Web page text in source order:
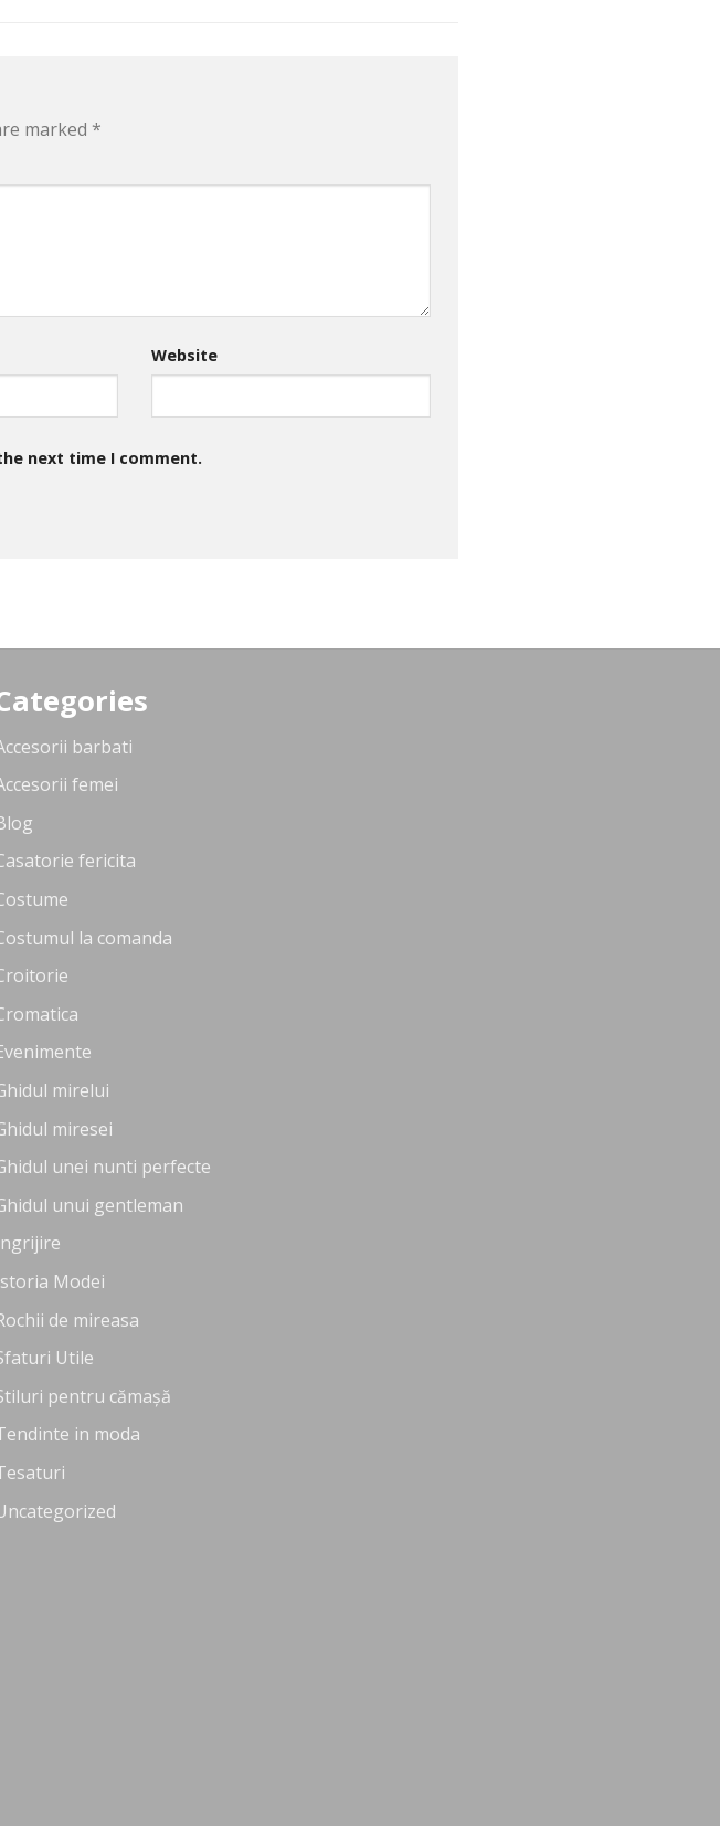
marked *
Website
next time I comment.
barbati
femei
fericita
la comanda
mirelui
miresei
unei nunti perfecte
unui gentleman
Modei
de mireasa
Utile
pentru cămașă
in moda